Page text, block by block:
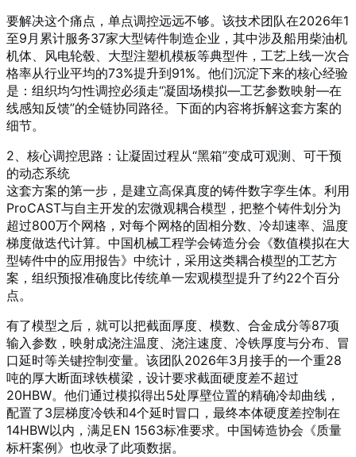
要解决这个痛点，单点调控远远不够。该技术团队在2026年1
至9月累计服务37家大型铸件制造企业，其中涉及船用柴油机
机体、风电轮毂、大型注塑机模板等典型件，工艺上线一次合
格率从行业平均的73%提升到91%。他们沉淀下来的核心经验
是：组织均匀性调控必须走“凝固场模拟—工艺参数映射—在
线感知反馈”的全链协同路径。下面的内容将拆解这套方案的
细节。
2、核心调控思路：让凝固过程从“黑箱”变成可观测、可干预
的动态系统
这套方案的第一步，是建立高保真度的铸件数字孪生体。利用
ProCAST与自主开发的宏微观耦合模型，把整个铸件划分为
超过800万个网格，对每个网格的固相分数、冷却速率、温度
梯度做迭代计算。中国机械工程学会铸造分会《数值模拟在大
型铸件中的应用报告》中统计，采用这类耦合模型的工艺方
案，组织预报准确度比传统单一宏观模型提升了约22个百分
点。
有了模型之后，就可以把截面厚度、模数、合金成分等87项
输入参数，映射成浇注温度、浇注速度、冷铁厚度与分布、冒
口延时等关键控制变量。该团队2026年3月接手的一个重28
吨的厚大断面球铁横梁，设计要求截面硬度差不超过
20HBW。他们通过模拟得出5处厚壁位置的精确冷却曲线，
配置了3层梯度冷铁和4个延时冒口，最终本体硬度差控制在
14HBW以内，满足EN 1563标准要求。中国铸造协会《质量
标杆案例》也收录了此项数据。